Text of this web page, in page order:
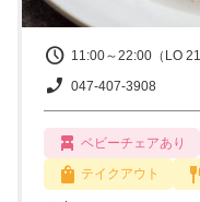
11:00～22:00（LO
047-407-3908
ベビーチェアあり
テイクアウト